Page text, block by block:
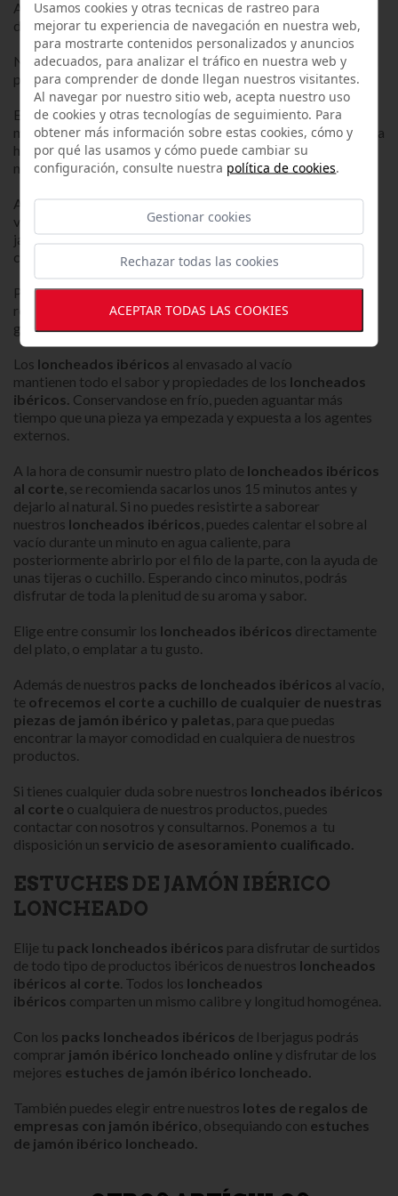
Al
comprar jamón loncheado online , podrás disfrutar
directamente en casa de este manjar de la dieta ibérica.
Nuestrosloncheados ibéricosson cortados tras realizar su
pedido y se envasa al vacío en nuestros sobres gourmet.
El jamón ibérico loncheadonecesitan ser cortados de
manera precisa por el personal experto de nuestra sala blanca
homologada de loncheado, para conseguir un producto que
nos permita disfrutar de su sabor al 100%.
Al comprar
vacío, disfrutarás de la manera más cómoda de nuestros
jamones, paletas y
en cualquier lugar,
conservando toda su esencia de recién cortado.
Puedescomprar jamón loncheado onlineen platos
redondos para servir directamente, o sobres de mayor
gramaje para emplatar en formato cuadrado.
Los loncheados ibéricos al envasado al vacío
mantienen todo el sabor y propiedades de los loncheados
ibéricos. Conservandose en frío, pueden aguantar más
tiempo que una pieza ya empezada y expuesta a los agentes
externos.
A la hora de consumir nuestro plato de loncheados ibéricos
al corte , se recomienda sacarlos unos 15 minutos antes y
dejarlo al natural. Si no puedes resistirte a saborear
nuestros loncheados ibéricos , puedes calentar el sobre al
vacío durante un minuto en agua caliente, para
posteriormente abrirlo por el filo de la parte, con la ayuda de
unas tijeras o cuchillo. Esperando cinco minutos, podrás
disfrutar de toda la plenitud de su aroma y sabor.
Elige entre consumir los loncheados ibéricos directamente
del plato, o emplatar a tu gusto.
Además de nuestros packs de loncheados ibéricos al vacío,
te ofrecemos el corte a cuchillo de cualquier de nuestras
piezas de jamón ibérico y paletas , para que puedas
encontrar la mayor comodidad en cualquiera de nuestros
productos.
Si tienes cualquier duda sobre nuestros loncheados ibéricos
al corte o cualquiera de nuestros productos, puedes
contactar con nosotros y consultarnos. Ponemos a tu
disposición un servicio de asesoramiento cualificado.
ESTUCHES DE JAMÓN IBÉRICO
LONCHEADO
Elije tu pack loncheados ibéricos para disfrutar de surtidos
de todo tipo de productos ibéricos de nuestros loncheados
ibéricos al corte . Todos los loncheados
ibéricos comparten un mismo calibre y longitud homogénea.
Con los packs loncheados ibéricos de Iberjagus podrás
comprar jamón ibérico loncheado online y disfrutar de los
mejores estuches de jamón ibérico loncheado.
También puedes elegir entre nuestros lotes de regalos de
empresas con jamón ibérico , obsequiando con estuches
de jamón ibérico loncheado.
Usamos cookies y otras tecnicas de rastreo para
mejorar tu experiencia de navegación en nuestra web,
para mostrarte contenidos personalizados y anuncios
adecuados, para analizar el tráfico en nuestra web y
para comprender de donde llegan nuestros visitantes.
Al navegar por nuestro sitio web, acepta nuestro uso
de cookies y otras tecnologías de seguimiento. Para
obtener más información sobre estas cookies, cómo y
por qué las usamos y cómo puede cambiar su
configuración, consulte nuestra política de cookies.
Gestionar cookies
Rechazar todas las cookies
ACEPTAR TODAS LAS COOKIES